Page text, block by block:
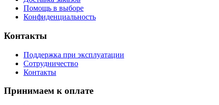
Помощь в выборе
Конфиденциальность
Контакты
Поддержка при эксплуатации
Сотрудничество
Контакты
Принимаем к оплате